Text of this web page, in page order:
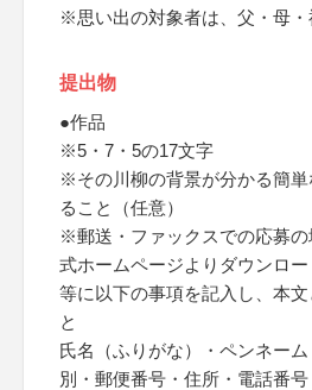
※思い出の対象者は、父・母・
提出物
●作品
※5・7・5の17文字
※その川柳の背景が分かる簡
ること（任意）
※郵送・ファックスでの応募
式ホームページよりダウンロ
等に以下の事項を記入し、本
と
氏名（ふりがな）・ペンネー
別・郵便番号・住所・電話番